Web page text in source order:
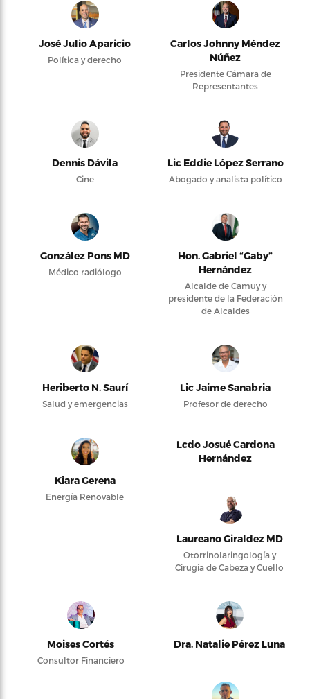
José Julio Aparicio
Política y derecho
Carlos Johnny Méndez
Núñez
Presidente Cámara de
Representantes
Dennis Dávila
Cine
Lic Eddie López Serrano
Abogado y analista político
González Pons MD
Médico radiólogo
Hon. Gabriel “Gaby”
Hernández
Alcalde de Camuy y
presidente de la Federación
de Alcaldes
Heriberto N. Saurí
Salud y emergencias
Lic Jaime Sanabria
Profesor de derecho
Kiara Gerena
Energía Renovable
Lcdo Josué Cardona
Hernández
Laureano Giraldez MD
Otorrinolaringología y
Cirugía de Cabeza y Cuello
Moises Cortés
Consultor Financiero
Dra. Natalie Pérez Luna